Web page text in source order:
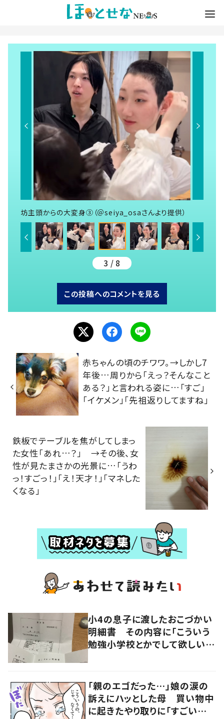
坊主頭からの大変身③（＠seiya_osaさんより提供）
3 / 8
この投稿へのコメントを見る
赤ちゃんの頃のチワワ。→しかし7
年後…周りから「えっ？そんなこと
ある？」と言われる姿に…「すご」
「イケメン」「先祖返りしてますね」
鉄板でテーブルを焦がしてしまっ
た女性「あれ…？」 →その後、女
性が見たまさかの光景に…「うわ
っ！すごっ！」「え！天才！」「マネした
くなる」
小4の息子に渡したおこづかい
明細書 その内容に「こういう
勉強小学校とかでして欲しい」
「親のエゴだった…」娘の涙の
訴えにハッとした母 買い物中
に起きたやり取りに「すごい分